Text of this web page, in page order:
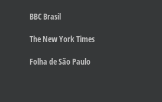
BBC Brasil
The New York Times
Folha de São Paulo